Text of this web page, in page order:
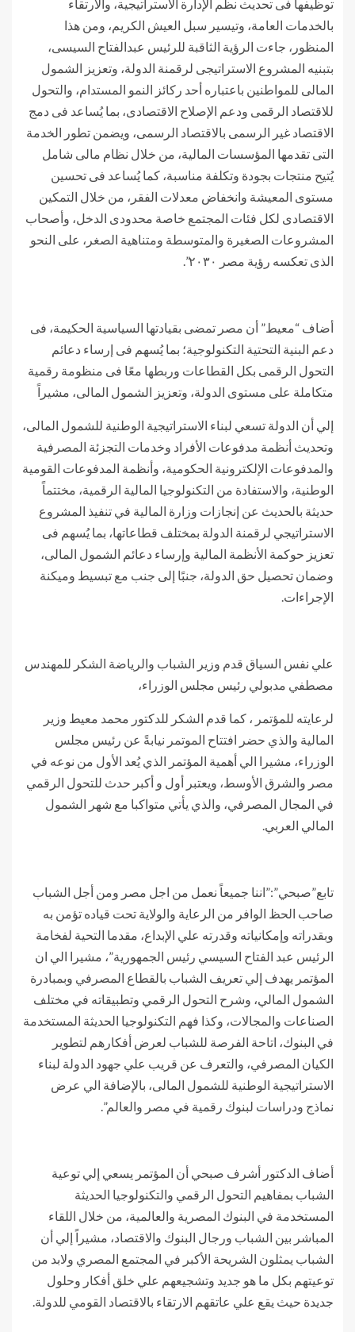
توظيفها فى تحديث نظم الإدارة الاستراتيجية، والارتقاء
بالخدمات العامة، وتيسير سبل العيش الكريم، ومن هذا
المنظور، جاءت الرؤية الثاقبة للرئيس عبدالفتاح السيسى،
بتبنيه المشروع الاستراتيجى لرقمنة الدولة، وتعزيز الشمول
المالى للمواطنين باعتباره أحد ركائز النمو المستدام، والتحول
للاقتصاد الرقمى ودعم الإصلاح الاقتصادى، بما يُساعد فى دمج
الاقتصاد غير الرسمى بالاقتصاد الرسمى، ويضمن تطور الخدمة
التى تقدمها المؤسسات المالية، من خلال نظام مالى شامل
يُتيح منتجات بجودة وتكلفة مناسبة، كما يُساعد فى تحسين
مستوى المعيشة وانخفاض معدلات الفقر، من خلال التمكين
الاقتصادى لكل فئات المجتمع خاصة محدودى الدخل، وأصحاب
المشروعات الصغيرة والمتوسطة ومتناهية الصغر، على النحو
الذى تعكسه رؤية مصر ٢٠٣٠”.
أضاف “معيط” أن مصر تمضى بقيادتها السياسية الحكيمة، فى
دعم البنية التحتية التكنولوجية؛ بما يُسهم فى إرساء دعائم
التحول الرقمى بكل القطاعات وربطها معًا فى منظومة رقمية
متكاملة على مستوى الدولة، وتعزيز الشمول المالى، مشيراً
إلي أن الدولة تسعي لبناء الاستراتيجية الوطنية للشمول المالى،
وتحديث أنظمة مدفوعات الأفراد وخدمات التجزئة المصرفية
والمدفوعات الإلكترونية الحكومية، وأنظمة المدفوعات القومية
الوطنية، والاستفادة من التكنولوجيا المالية الرقمية، مختتماً
حديثة بالحديث عن إنجازات وزارة المالية في تنفيذ المشروع
الاستراتيجي لرقمنة الدولة بمختلف قطاعاتها، بما يُسهم فى
تعزيز حوكمة الأنظمة المالية وإرساء دعائم الشمول المالى،
وضمان تحصيل حق الدولة، جنبًا إلى جنب مع تبسيط وميكنة
الإجراءات.
علي نفس السياق قدم وزير الشباب والرياضة الشكر للمهندس
مصطفي مدبولي رئيس مجلس الوزراء،
لرعايته للمؤتمر ، كما قدم الشكر للدكتور محمد معيط وزير
المالية والذي حضر افتتاح الموتمر نيابةً عن رئيس مجلس
الوزراء، مشيرا الي أهمية المؤتمر الذي يُعد الأول من نوعه في
مصر والشرق الأوسط، ويعتبر أول و أكبر حدث للتحول الرقمي
في المجال المصرفي، والذي يأتي متواكبا مع شهر الشمول
المالي العربي.
تابع”صبحي”:”اننا جميعاً نعمل من اجل مصر ومن أجل الشباب
صاحب الحظ الوافر من الرعاية والولاية تحت قياده تؤمن به
وبقدراته وإمكانياته وقدرته علي الإبداع، مقدما التحية لفخامة
الرئيس عبد الفتاح السيسي رئيس الجمهورية”، مشيرا الي ان
المؤتمر يهدف إلي تعريف الشباب بالقطاع المصرفي وبمبادرة
الشمول المالي، وشرح التحول الرقمي وتطبيقاته في مختلف
الصناعات والمجالات، وكذا فهم التكنولوجيا الحديثة المستخدمة
في البنوك، اتاحة الفرصة للشباب لعرض أفكارهم لتطوير
الكيان المصرفي، والتعرف عن قريب علي جهود الدولة لبناء
الاستراتيجية الوطنية للشمول المالى، بالإضافة الي عرض
نماذج ودراسات لبنوك رقمية في مصر والعالم”.
أضاف الدكتور أشرف صبحي أن المؤتمر يسعي إلي توعية
الشباب بمفاهيم التحول الرقمي والتكنولوجيا الحديثة
المستخدمة في البنوك المصرية والعالمية، من خلال اللقاء
المباشر بين الشباب ورجال البنوك والاقتصاد، مشيراً إلي أن
الشباب يمثلون الشريحة الأكبر في المجتمع المصري ولابد من
توعيتهم بكل ما هو جديد وتشجيعهم علي خلق أفكار وحلول
جديدة حيث يقع علي عاتقهم الارتقاء بالاقتصاد القومي للدولة.